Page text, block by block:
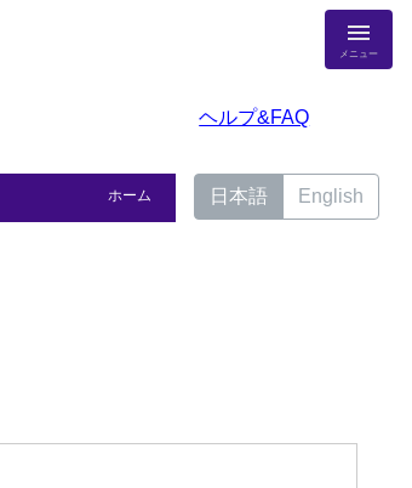
ヘルプ&FAQ
メニュー
ホーム 日本語 English